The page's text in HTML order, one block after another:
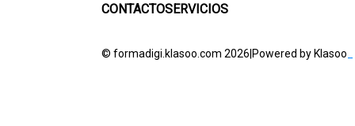
CONTACTOSERVICIOS
© formadigi.klasoo.com 2026 Powered by Klasoo